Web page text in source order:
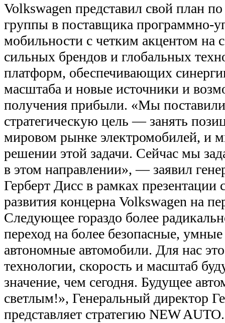
Volkswagen представил свой план
группы в поставщика программно-
мобильности с четким акцентом на
сильных брендов и глобальных
платформ, обеспечивающих
масштаба и новые источники и
получения прибыли. «Мы
стратегическую цель — занять
мировом рынке электромобилей, и
решении этой задачи. Сейчас мы
в этом направлении», — заявил
Герберт Дисс в рамках презентации
развития концерна Volkswagen на
Следующее гораздо более
переход на более безопасные,
автономные автомобили. Для нас
технологии, скорость и масштаб
значение, чем сегодня. Будущее
светлым!», Генеральный директор
представляет стратегию NEW AUTO.